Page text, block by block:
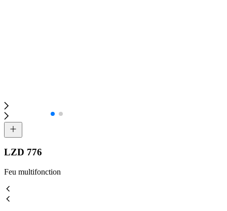
LZD 776
Feu multifonction